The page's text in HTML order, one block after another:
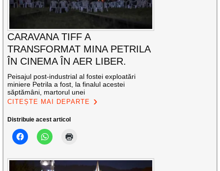
CARAVANA TIFF A
TRANSFORMAT MINA PETRILA
ÎN CINEMA ÎN AER LIBER.
Peisajul post-industrial al fostei exploatări
miniere Petrila a fost, la finalul acestei
săptămâni, martorul unei
CITEȘTE MAI DEPARTE
Distribuie acest articol